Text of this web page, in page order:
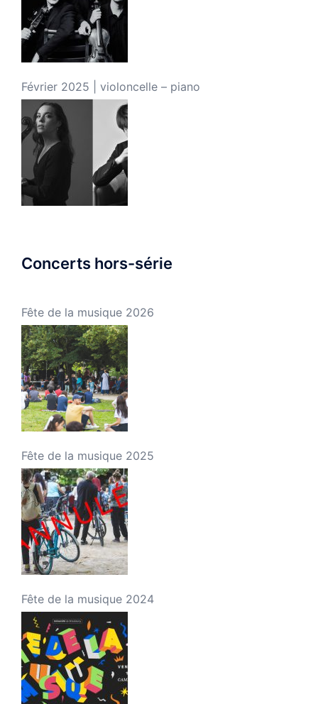
Février 2025 | violoncelle – piano
Concerts hors-série
Fête de la musique 2026
Fête de la musique 2025
Fête de la musique 2024